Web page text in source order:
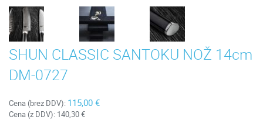
SHUN CLASSIC SANTOKU NOŽ 14cm
DM-0727
Cena (brez DDV): 115,00 €
Cena (z DDV): 140,30 €